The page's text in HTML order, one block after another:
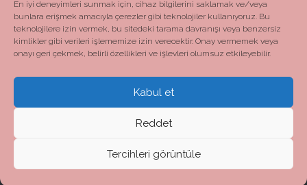
En iyi deneyimleri sunmak için, cihaz bilgilerini saklamak ve/veya
bunlara erişmek amacıyla çerezler gibi teknolojiler kullanıyoruz. Bu
teknolojilere izin vermek, bu sitedeki tarama davranışı veya benzersiz
kimlikler gibi verileri işlememize izin verecektir. Onay vermemek veya
onayı geri çekmek, belirli özellikleri ve işlevleri olumsuz etkileyebilir.
Kabul et
Reddet
Tercihleri görüntüle
Evim ve Ailem © 2026. All Rights Reserved.